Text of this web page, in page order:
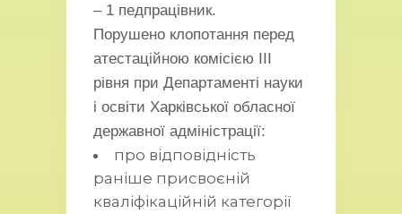
– 1 педпрацівник.
Порушено клопотання перед
атестаційною комісією ІІІ
рівня при Департаменті науки
і освіти Харківської обласної
державної адміністрації:
про відповідність
раніше присвоєній
кваліфікаційній категорії